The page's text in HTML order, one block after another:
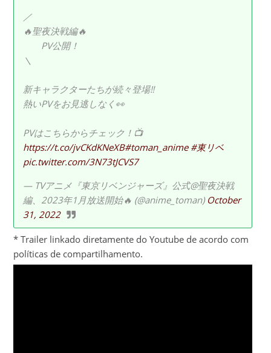
／
🔥聖夜決戦編🔥
PV公開！
＼
新キャラクターたちが続々登場‼️
熱いPVをお見逃しなく👀
PVはこちらからチェック！📺
https://t.co/jvCKdKNeXB#toman_anime #東リベ
pic.twitter.com/3N73tJCVS7
— TVアニメ『東京リベンジャーズ』公式@聖夜決戦
編、2023年1月放送開始🔥 (@anime_toman) October
31, 2022
* Trailer linkado diretamente do Youtube de acordo com
políticas de compartilhamento.